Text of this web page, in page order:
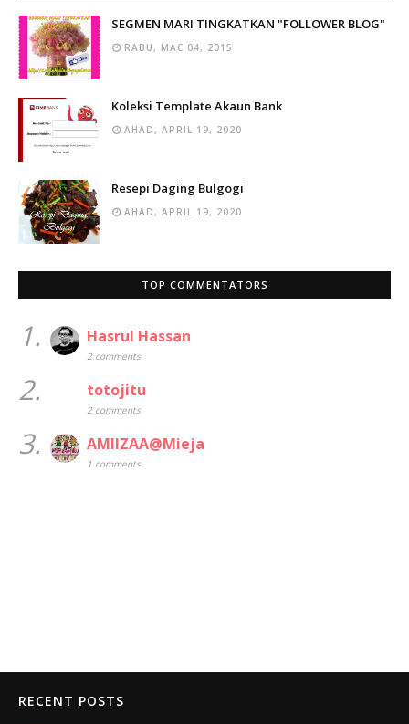
SEGMEN MARI TINGKATKAN "FOLLOWER BLOG"
RABU, MAC 04, 2015
Koleksi Template Akaun Bank
AHAD, APRIL 19, 2020
Resepi Daging Bulgogi
AHAD, APRIL 19, 2020
TOP COMMENTATORS
1. Hasrul Hassan
2 comments
2. totojitu
2 comments
3. AMIIZAA@Mieja
1 comments
RECENT POSTS